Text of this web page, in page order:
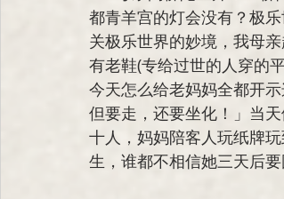
都青羊宫的灯会没有？极
关极乐世界的妙境，我母
有老鞋(专给过世的人穿的
今天怎么给老妈妈全都开
但要走，还要坐化！」当
十人，妈妈陪客人玩纸牌
生，谁都不相信她三天后